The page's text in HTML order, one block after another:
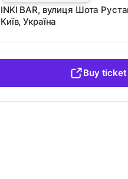
INKI BAR, вулиця Шота
Київ, Україна
Buy ticket